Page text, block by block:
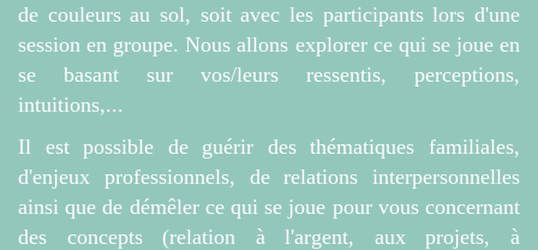
de couleurs au sol, soit avec les participants lors d'une
session en groupe. Nous allons explorer ce qui se joue en
se basant sur vos/leurs ressentis, perceptions,
intuitions,...
Il est possible de guérir des thématiques familiales,
d'enjeux professionnels, de relations interpersonnelles
ainsi que de démêler ce qui se joue pour vous concernant
des concepts (relation à l'argent, aux projets, à